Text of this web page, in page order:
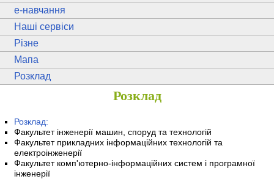
e-навчання
Наші сервіси
Різне
Мапа
Розклад
Розклад
Розклад:
Факультет інженерії машин, споруд та технологій
Факультет прикладних інформаційних технологій та
електроінженерії
Факультет комп'ютерно-інформаційних систем і програмної
інженерії